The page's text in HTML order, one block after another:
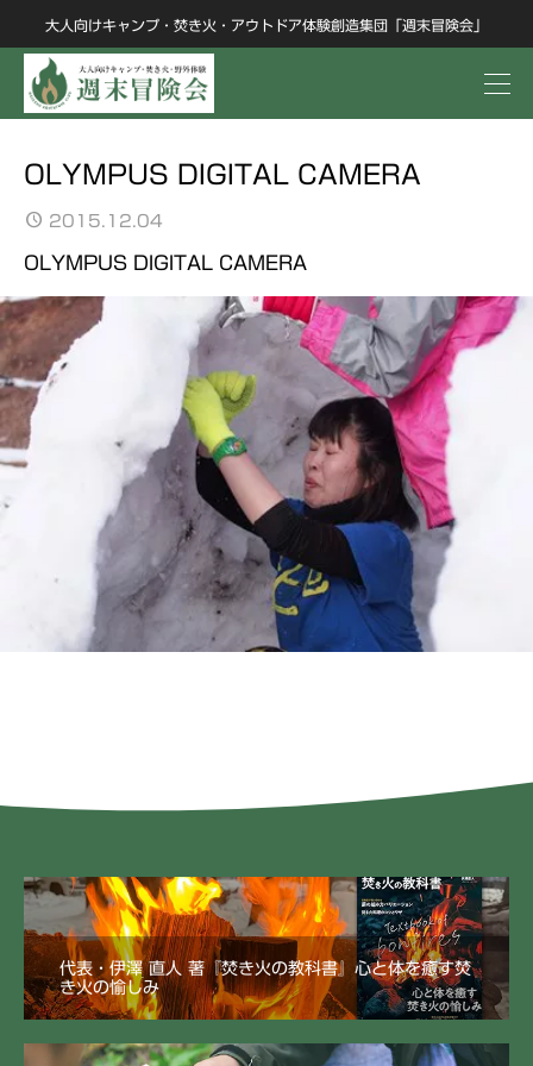
大人向けキャンプ・焚き火・アウトドア体験創造集団「週末冒険会」
OLYMPUS DIGITAL CAMERA
2015.12.04
OLYMPUS DIGITAL CAMERA
代表・伊澤 直人 著『焚き火の教科書』心と体を癒す焚
き火の愉しみ